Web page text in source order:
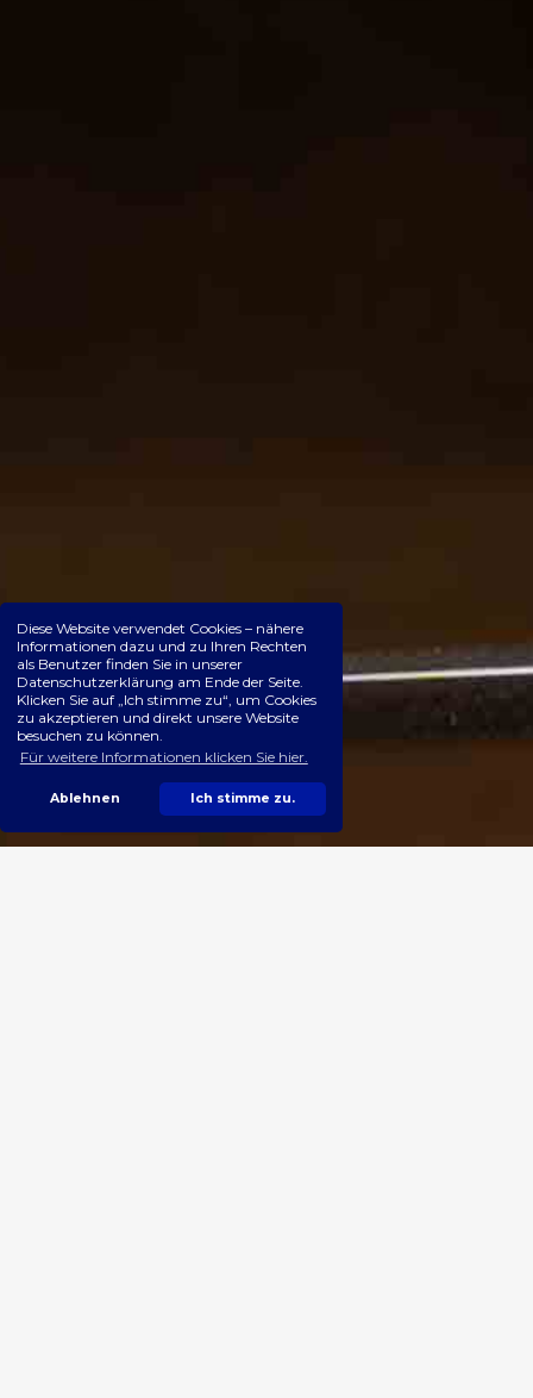
Diese Website verwendet Cookies – nähere
Informationen dazu und zu Ihren Rechten
als Benutzer finden Sie in unserer
Datenschutzerklärung am Ende der Seite.
Klicken Sie auf „Ich stimme zu“, um Cookies
zu akzeptieren und direkt unsere Website
besuchen zu können.
Für weitere Informationen klicken Sie hier.
Ablehnen Ich stimme zu.